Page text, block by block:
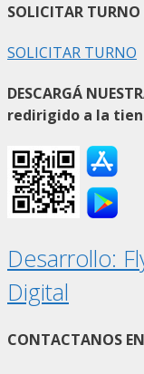
SOLICITAR
SOLICITAR TURNO
DESCARGÁ
redirigido a la
Desarrollo:
Digital
CONTACTANOS